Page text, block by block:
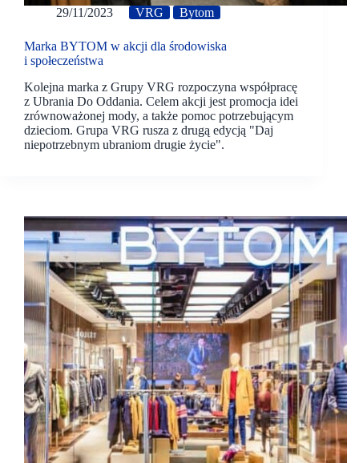
29/11/2023 VRG Bytom
Marka BYTOM w akcji dla środowiska
i społeczeństwa
Kolejna marka z Grupy VRG rozpoczyna współpracę
z Ubrania Do Oddania. Celem akcji jest promocja idei
zrównoważonej mody, a także pomoc potrzebującym
dzieciom. Grupa VRG rusza z drugą edycją "Daj
niepotrzebnym ubraniom drugie życie".